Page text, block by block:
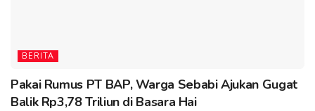
BERITA
Pakai Rumus PT BAP, Warga Sebabi Ajukan Gugat
Balik Rp3,78 Triliun di Basara Hai